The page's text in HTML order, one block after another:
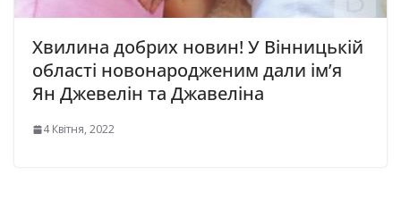
Хвилина добрих новин! У Вінницькій
області новонародженим дали ім’я
Ян Джевелін та Джавеліна
4 Квітня, 2022